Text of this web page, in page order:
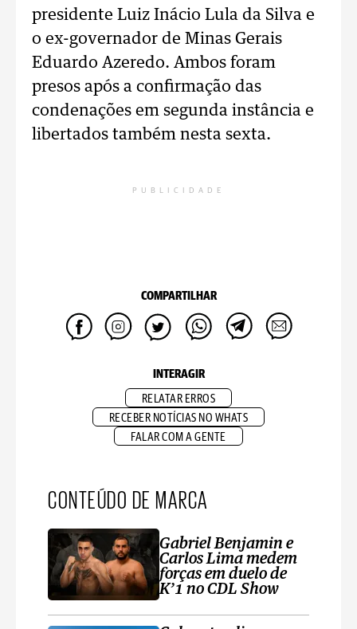
presidente Luiz Inácio Lula da Silva e
o ex-governador de Minas Gerais
Eduardo Azeredo. Ambos foram
presos após a confirmação das
condenações em segunda instância e
libertados também nesta sexta.
PUBLICIDADE
COMPARTILHAR
INTERAGIR
RELATAR ERROS
RECEBER NOTÍCIAS NO WHATS
FALAR COM A GENTE
CONTEÚDO DE MARCA
Gabriel Benjamin e
Carlos Lima medem
forças em duelo de
K’1 no CDL Show